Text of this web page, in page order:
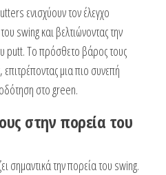
ενισχύουν τον έλεγχο
swing και βελτιώνοντας την
putt. Το πρόσθετο βάρος τους
μια πιο συνεπή
στο green.
στην πορεία του
σημαντικά την πορεία του swing.